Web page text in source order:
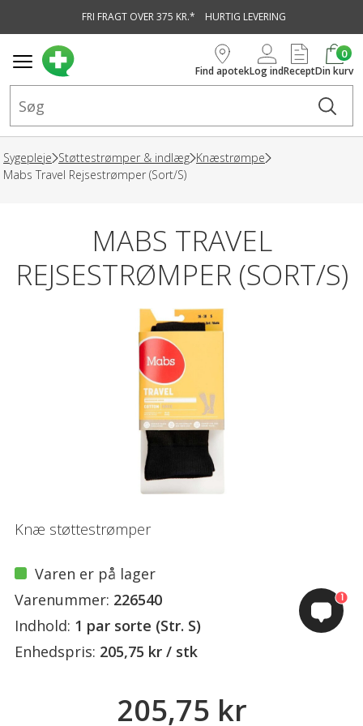
FRI FRAGT OVER 375 KR.* HURTIG LEVERING
Find apotekLog indRecept
0
Din kurv
Sygepleje Støttestrømper & indlæg Knæstrømpe
Mabs Travel Rejsestrømper (Sort/S)
MABS TRAVEL
REJSESTRØMPER (SORT/S)
Knæ støttestrømper
Varen er på lager
Varenummer: 226540
Indhold: 1 par sorte (Str. S)
Enhedspris: 205,75 kr / stk
205,75 kr
1